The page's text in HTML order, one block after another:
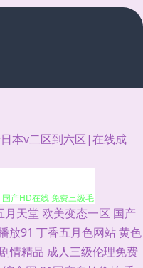
本v二区到六区|在线成
天天肏屄网 少妇福利
导航 日韩综合色中色
91海角原创 肏屄欧美
月天堂 欧美变态一区 国产
放91 丁香五月色网站黄色
情精品 成人三级伦理免费